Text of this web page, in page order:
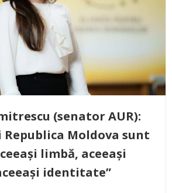
(senator AUR):
Republica Moldova sunt
limbă, aceeași
identitate”